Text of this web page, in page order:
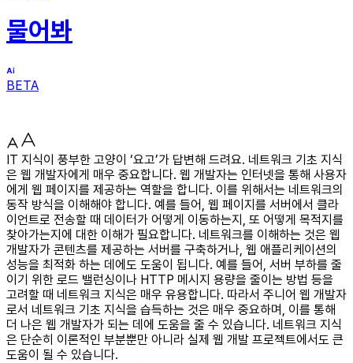
물어봐
BETA
IT 지식이 풍부한 고양이 ‘요고’가 답변해 드려요. 네트워크 기초 지식
은 웹 개발자에게 매우 중요합니다. 웹 개발자는 인터넷을 통해 사용자
에게 웹 페이지를 제공하는 역할을 합니다. 이를 위해서는 네트워크의
동작 방식을 이해해야 합니다. 예를 들어, 웹 페이지를 서버에서 클라
이언트로 전송할 때 데이터가 어떻게 이동하는지, 또 어떻게 목적지를
찾아가는지에 대한 이해가 필요합니다. 네트워크를 이해하는 것은 웹
개발자가 콘텐츠를 제공하는 서버를 구축하거나, 웹 애플리케이션의
성능을 최적화 하는 데에도 도움이 됩니다. 예를 들어, 서버 부하를 줄
이기 위한 로드 밸런싱이나 HTTP 메시지 용량을 줄이는 방법 등을
고려할 때 네트워크 지식은 매우 유용합니다. 따라서 주니어 웹 개발자
로서 네트워크 기초 지식을 습득하는 것은 매우 중요하며, 이를 통해
더 나은 웹 개발자가 되는 데에 도움을 줄 수 있습니다. 네트워크 지식
은 단순히 이론적인 부분뿐만 아니라 실제 웹 개발 프로젝트에서도 큰
도움이 될 수 있습니다.